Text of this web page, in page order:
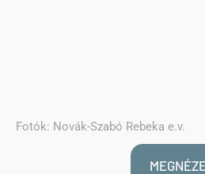
Fotók: Novák-Szabó Rebeka e.v.